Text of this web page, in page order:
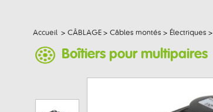
Accueil > CÂBLAGE > Câbles montés > Électriques >
Boîtiers pour multipaires